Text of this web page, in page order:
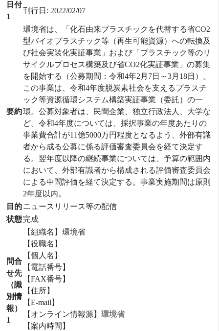
日付
1
刊行日: 2022/02/07
要約
環境省は、「化石由来プラスチックを代替する省CO2
型バイオプラスチック等（再生可能資源）への転換及
び社会実装化実証事業」および「プラスチック等のリ
サイクルプロセス構築及び省CO2化実証事業」の募集
を開始する（公募期間：令和4年2月7日～3月18日）。
この事業は、令和4年度脱炭素社会を支えるプラスチ
ック等資源循環システム構築実証事業（委託）の一
環。公募対象者は、民間企業、独立行政法人、大学な
ど。令和4年度については、採択事業の年度あたりの
事業費合計が11億5000万円程度となるよう、外部有識
者から成る公募に係る評価審査委員会を経て決定す
る。翌年度以降の継続事業については、予算の範囲内
において、外部有識者から構成される評価審査委員会
による中間評価を経て決定する。事業実施期間は原則
2年度以内。
目的ニュースリリース等の配信
状態完成
問合
せ先
（識
別情
報）
1
【組織名】環境省
【役職名】
【個人名】
【電話番号】
【FAX番号】
【住所】
【E-mail】
【オンライン情報源】 環境省
【案内時間】